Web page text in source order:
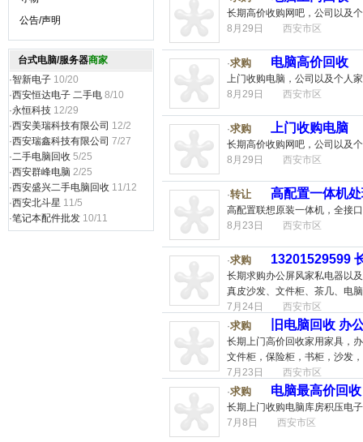
公告/声明
台式电脑/服务器商家
·智新电子 10/20
·西安恒达电子 二手电 8/10
·永恒科技 12/29
·西安美瑞科技有限公司 12/2
·西安瑞鑫科技有限公司 7/27
·二手电脑回收 5/25
·西安群峰电脑 2/25
·西安盛兴二手电脑回收 11/12
·西安北斗星 11/5
·笔记本配件批发 10/11
长期高价收购网吧，公司以及
8月29日
西安市区
·求购 电脑高价回收
上门收购电脑，公司以及个人
8月29日
西安市区
·求购 上门收购电脑
长期高价收购网吧，公司以及
8月29日
西安市区
·转让 高配置一体机
高配置联想原装一体机，全接
8月23日
西安市区
·求购 13201529599
长期求购办公屏风家私电器
真皮沙发、文件柜、茶几、
7月24日
西安市区
·求购 旧电脑回收 办
长期上门高价回收家用家具，
文件柜，保险柜，书柜，沙发
7月23日
西安市区
·求购 电脑最高价回收
长期上门收购电脑库房积压电
7月8日
西安市区